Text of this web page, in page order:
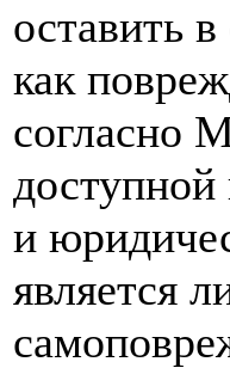
оставить
как
согласно
и
является